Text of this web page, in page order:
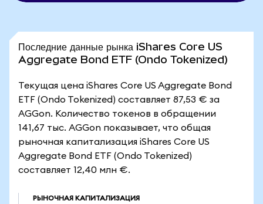
Последние данные рынка iShares Core US
Aggregate Bond ETF (Ondo Tokenized)
Текущая цена iShares Core US Aggregate Bond
ETF (Ondo Tokenized) составляет 87,53 € за
AGGon. Количество токенов в обращении
141,67 тыс. AGGon показывает, что общая
рыночная капитализация iShares Core US
Aggregate Bond ETF (Ondo Tokenized)
составляет 12,40 млн €.
РЫНОЧНАЯ КАПИТАЛИЗАЦИЯ